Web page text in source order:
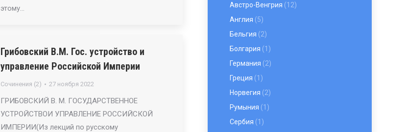
этому…
Грибовский В.М. Гос. устройство и
управление Российской Империи
Сочинения (2) 27 ноября 2022
ГРИБОВСКИЙ В. М. ГОСУДАРСТВЕННОЕ
УСТРОЙСТВОИ УПРАВЛЕНИЕ РОССИЙСКОЙ
ИМПЕРИИ(Из лекций по русскому
Австро-Венгрия (12)
Англия (5)
Бельгия (2)
Болгария (1)
Германия (2)
Греция (1)
Норвегия (2)
Румыния (1)
Сербия (1)